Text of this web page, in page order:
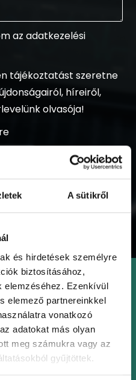
A sütikről
és hirdetések személyre
biztosításához,
elemzéséhez. Ezenkívül
elemező partnereinkkel
vonatkozó
adatokat más olyan
meg számukra vagy az
gyűjtöttek.
az adatkezelési
tájékoztatást szeretne
híreiről,
olvasója!